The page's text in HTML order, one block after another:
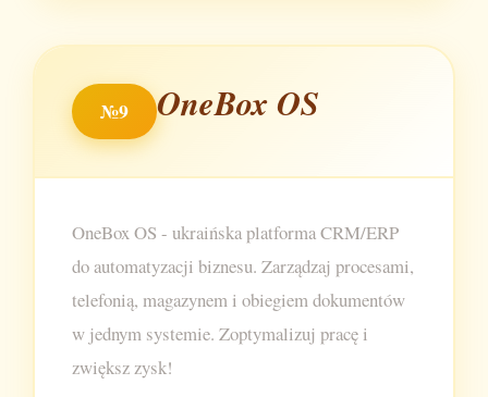
№9 OneBox OS
OneBox OS - ukraińska platforma CRM/ERP
do automatyzacji biznesu. Zarządzaj procesami,
telefonią, magazynem i obiegiem dokumentów
w jednym systemie. Zoptymalizuj pracę i
zwiększ zysk!